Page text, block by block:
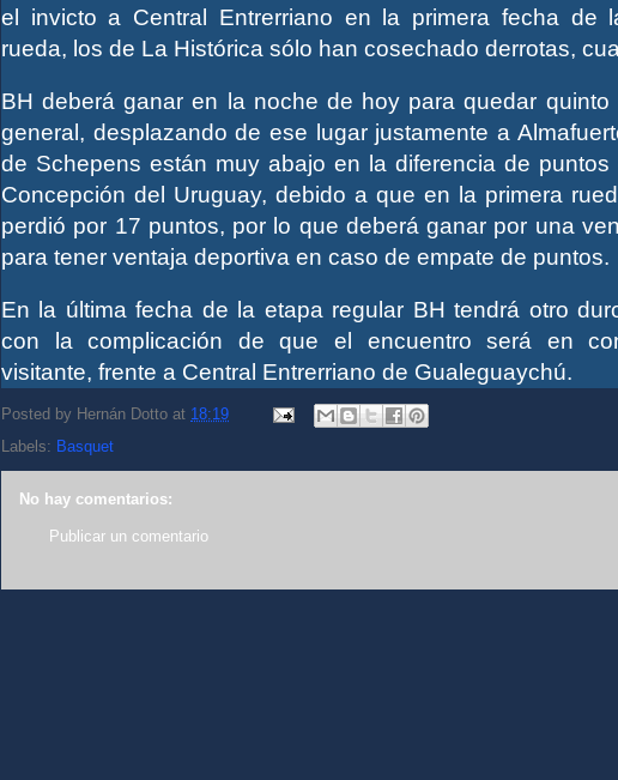
el invicto a Central Entrerriano en la primera fecha de
rueda, los de La Histórica sólo han cosechado derrotas,
BH deberá ganar en la noche de hoy para quedar quinto
general, desplazando de ese lugar justamente a
de Schepens están muy abajo en la diferencia de puntos
Concepción del Uruguay, debido a que en la primera
perdió por 17 puntos, por lo que deberá ganar por una
para tener ventaja deportiva en caso de empate de puntos.
En la última fecha de la etapa regular BH tendrá otro
con la complicación de que el encuentro será en
visitante, frente a Central Entrerriano de Gualeguaychú.
Posted by Hernán Dotto at 18:19
Labels: Basquet
No hay comentarios:
Publicar un comentario